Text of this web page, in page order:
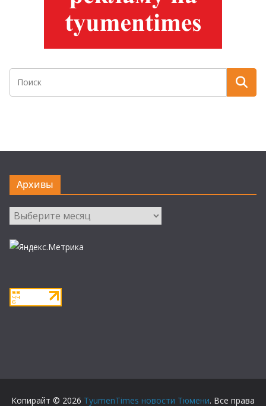
Архивы
Архивы
Копирайт © 2026 TyumenTimes новости Тюмени. Все права